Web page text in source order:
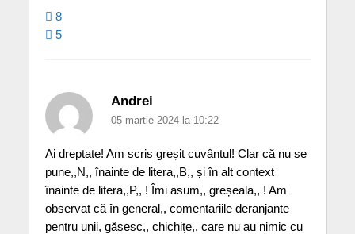
8
5
Andrei
05 martie 2024 la 10:22
Ai dreptate! Am scris greșit cuvântul! Clar că nu se
pune,,N,, înainte de litera,,B,, și în alt context
înainte de litera,,P,, ! Îmi asum,, greșeala,, ! Am
observat că în general,, comentariile deranjante
pentru unii, găsesc,, chichițe,, care nu au nimic cu